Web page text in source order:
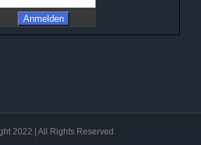
2022 | All Rights Reserved